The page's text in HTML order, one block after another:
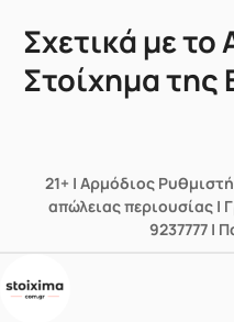
Σχετικά με το
Στοίχημα
21+ | Αρμόδιος
απώλειας περιουσίας |
9237777 |